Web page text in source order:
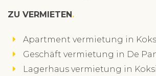
ZU VERMIETEN
Apartment vermietung in
Geschäft vermietung in De
Lagerhaus vermietung in